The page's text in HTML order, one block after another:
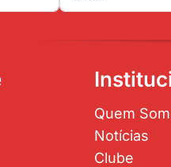
Quem
Notícias
Clube